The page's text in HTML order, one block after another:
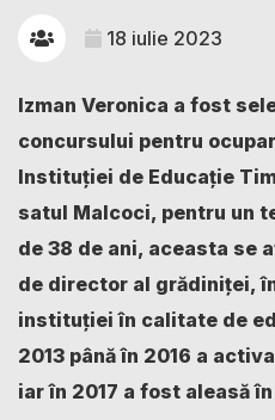
18 iulie 2023
Izman Veronica a fost
concursului pentru
Instituției de Educație
satul Malcoci, pentru un
de 38 de ani, aceasta se
de director al grădiniței,
instituției în calitate de
2013 până în 2016 a
iar în 2017 a fost aleasă